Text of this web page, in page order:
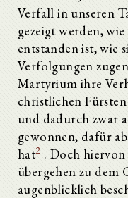
Verfall in unseren
gezeigt werden,
entstanden ist, wie
Verfolgungen
Martyrium ihre
christlichen
und dadurch zwar
gewonnen, dafür
hat2 . Doch
übergehen zu dem
augenblicklich